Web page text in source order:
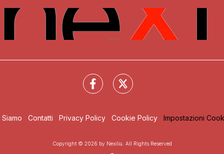
Siamo Contatti Privacy Policy Cookie Policy Impostazioni
Copyright © 2026 by Nexilia. All Rights Reserved